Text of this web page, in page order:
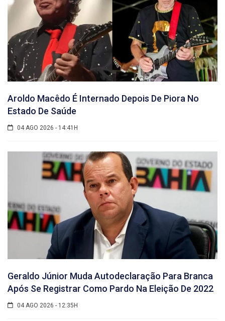
Aroldo Macêdo É Internado Depois De Piora No
Estado De Saúde
04 AGO 2026 - 14:41H
Geraldo Júnior Muda Autodeclaração Para Branca
Após Se Registrar Como Pardo Na Eleição De 2022
04 AGO 2026 - 12:35H